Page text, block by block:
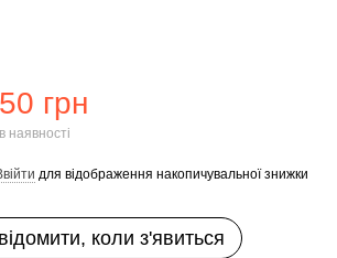
грн
наявності
для відображення накопичувальної знижки
коли з'явиться